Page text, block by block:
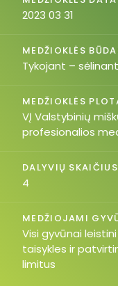
2023 03 31
MEDŽIOKLĖS
Tykojant – sėlinant
MEDŽIOKLĖS
VĮ Valstybinių
profesionalios
DALYVIŲ SKAIČIUS
4
MEDŽIOJAMI
Visi gyvūnai
taisykles ir
limitus